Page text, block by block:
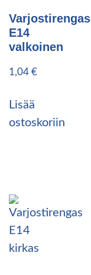
Varjostirengas
E14
valkoinen
1,04 €
Lisää
ostoskoriin